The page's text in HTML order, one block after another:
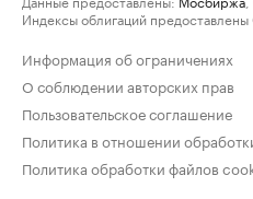
Индексы облигаций предоставлены
Информация об ограничениях
О соблюдении авторских прав
Пользовательское соглашение
Политика в отношении
Политика обработки файлов